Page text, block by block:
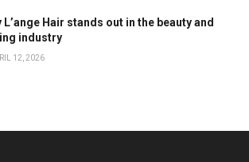
L’ange Hair stands out in the beauty and
industry
12, 2026